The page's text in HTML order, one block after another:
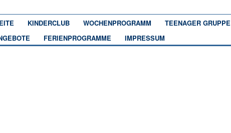
KINDERCLUB WOCHENPROGRAMM TEENAGER GRUPPE
FERIENPROGRAMME IMPRESSUM